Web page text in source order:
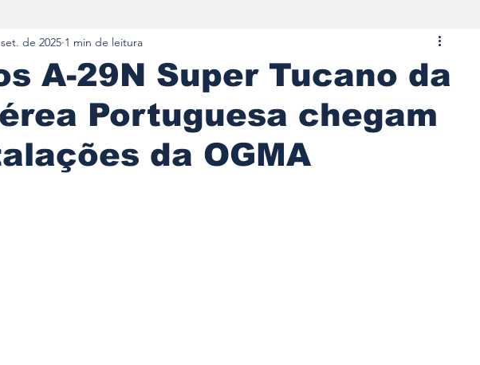
Motos Autocarros Testes e Comparativos
Componentes Gastronomia Videojogos/Tecnologia
Editorial
A-29N Super Tucano da
Portuguesa chegam
da OGMA
de 2025 1 min de leitura
5 estrelas.